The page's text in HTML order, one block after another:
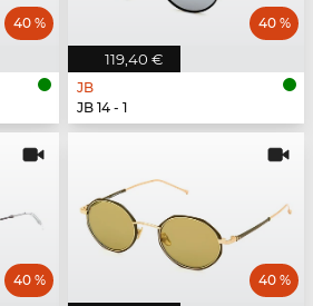
40 %
119,40 €
40 %
JB
JB 14 - 1
40 % 40 %